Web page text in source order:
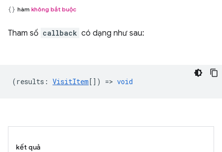
hàm không bắt buộc
Tham số callback có dạng như sau:
(results : VisitItem[]) => void
kết quả